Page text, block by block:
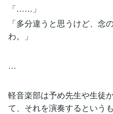
「……」
「多分違うと思うけど、念
わ。」
…
軽音楽部は予め先生や生徒
て、それを演奏するというも